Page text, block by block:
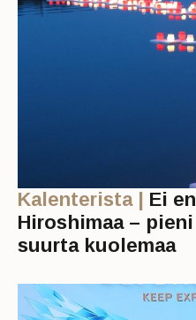
Kalenterista | Ei
Hiroshimaa –
suurta kuolemaa